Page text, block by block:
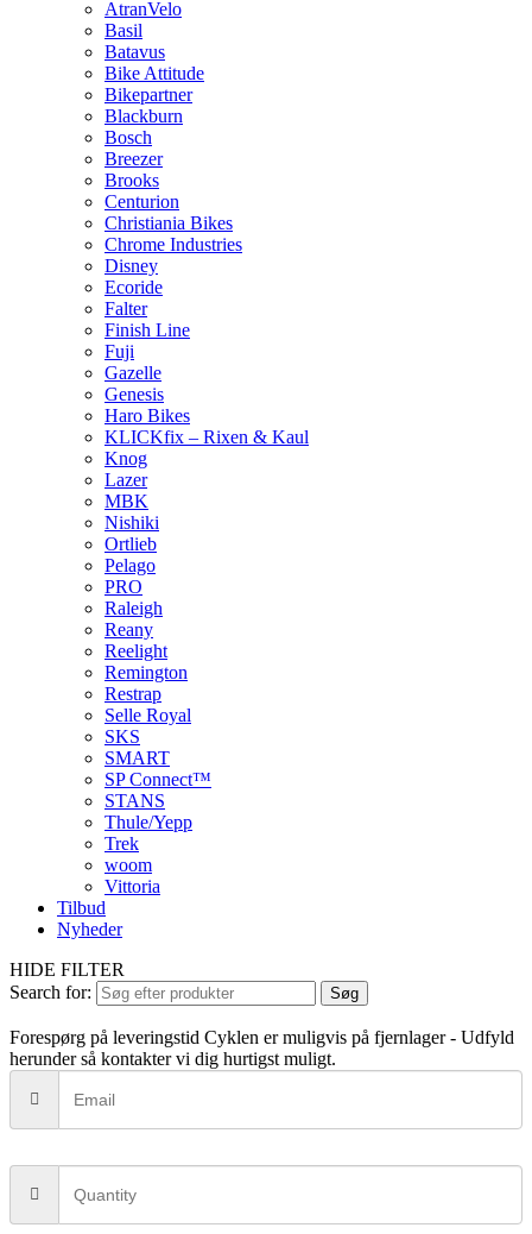
AtranVelo
Basil
Batavus
Bike Attitude
Bikepartner
Blackburn
Bosch
Breezer
Brooks
Centurion
Christiania Bikes
Chrome Industries
Disney
Ecoride
Falter
Finish Line
Fuji
Gazelle
Genesis
Haro Bikes
KLICKfix – Rixen & Kaul
Knog
Lazer
MBK
Nishiki
Ortlieb
Pelago
PRO
Raleigh
Reany
Reelight
Remington
Restrap
Selle Royal
SKS
SMART
SP Connect™
STANS
Thule/Yepp
Trek
woom
Vittoria
Tilbud
Nyheder
HIDE FILTER
Search for:
Søg
Forespørg på leveringstid Cyklen er muligvis på fjernlager - Udfyld
herunder så kontakter vi dig hurtigst muligt.